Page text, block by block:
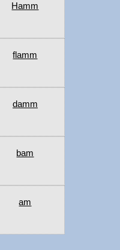
Hamm
flamm
damm
bam
am